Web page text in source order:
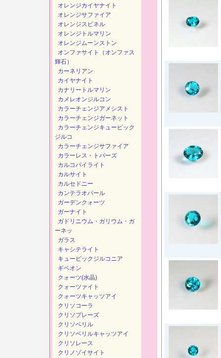
オレンジカイヤナイト
オレンジサファイア
オレンジスピネル
オレンジトルマリン
オレンジムーンストン
オンファサイト（オンファス
輝石）
カーネリアン
カイヤナイト
カナリートルマリン
カメレオンジルコン
カラーチェンジアメシスト
カラーチェンジガーネット
カラーチェンジキュービック
ジルコ
カラーチェンジサファイア
カラーレス・トパーズ
カルコパイライト
カルサイト
カルセドニー
カンテラオパール
ガーデンクォーツ
ガーナイト
ガドリニウム・ガリウム・ガ
ーネッ
ガラス
キャシテライト
キュービックジルコニア
ギベオン
クォーツ(水晶)
クォーツァイト
クォーツキャッツアイ
クリソコーラ
クリソプレーズ
クリソベリル
クリソベリルキャッツアイ
クリソレース
クリノゾイサイト